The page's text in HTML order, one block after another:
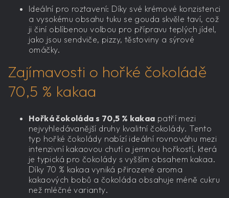
Ideální pro roztavení: Díky své krémové konzistenci
a vysokému obsahu tuku se gouda skvěle taví, což
ji činí oblíbenou volbou pro přípravu teplých jídel,
jako jsou sendviče, pizzy, těstoviny a sýrové
omáčky.
Zajímavosti o hořké čokoládě
70,5 % kakaa
Hořká čokoláda s 70,5 % kakaa patří mezi
nejvyhledávanější druhy kvalitní čokolády. Tento
typ hořké čokolády nabízí ideální rovnováhu mezi
intenzivní kakaovou chutí a jemnou hořkostí, která
je typická pro čokolády s vyšším obsahem kakaa.
Díky 70 % kakaa vyniká přirozené aroma
kakaových bobů a čokoláda obsahuje méně cukru
než mléčné varianty.